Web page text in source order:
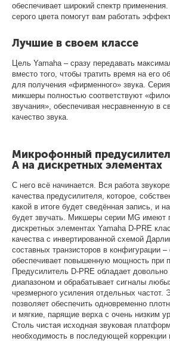
обеспечивает широкий спектр
серого цвета помогут вам работать
Лучшие в своем классе
Цель Yamaha – сразу передавать
вместо того, чтобы тратить время на его
для получения «фирменного» звука.
микшеры полностью соответствуют
звучания», обеспечивая несравненную в
качество звука.
Микрофонный
А на дискретных элементах
С него всё начинается. Вся работа
качества предусилителя, которое,
какой в итоге будет сведённая запись, и
будет звучать. Микшеры серии MG имеют
дискретных элементах Yamaha D-PRE
качества с инвертированной схемой
составных транзисторов в конфигурации
обеспечивает повышенную мощность при
Предусилитель D-PRE обладает
диапазоном и обрабатывает сигналы
чрезмерного усиления отдельных частот.
позволяет обеспечить одновременно
и мягкие, парящие верха с очень низким
Столь чистая исходная звуковая
необходимость в последующей коррекции